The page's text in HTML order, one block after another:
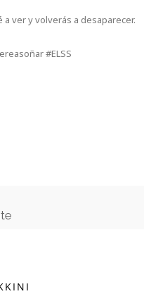
ver y volverás a desaparecer.
#ELSS